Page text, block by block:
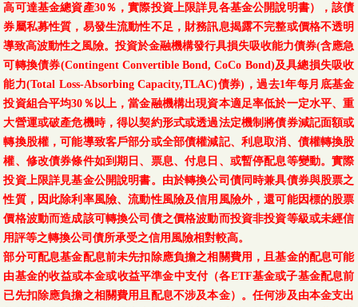
高可達基金總資產30％，實際投資上限詳見各基金公開說明書），該債
券屬私募性質，易發生流動性不足，財務訊息揭露不完整或價格不透明
導致高波動性之風險。投資於金融機構發行具損失吸收能力債券(含應急
可轉換債券(Contingent Convertible Bond, CoCo Bond)及具總損失吸收
能力(Total Loss-Absorbing Capacity,TLAC)債券)，過去1年每月底基金
投資組合平均30％以上，當金融機構出現資本適足率低於一定水平、重
大營運或破產危機時，得以契約形式或透過法定機制將債券減記面額或
轉換股權，可能導致客戶部分或全部債權減記、利息取消、債權轉換股
權、修改債券條件如到期日、票息、付息日、或暫停配息等變動。實際
投資上限詳見基金公開說明書。由於轉換公司債同時兼具債券與股票之
性質，因此除利率風險、流動性風險及信用風險外，還可能因標的股票
價格波動而造成該可轉換公司債之價格波動而投資非投資等級或未經信
用評等之轉換公司債所承受之信用風險相對較高。
部分可配息基金配息前未先扣除應負擔之相關費用，且基金的配息可能
由基金的收益或本金或收益平準金中支付（各ETF基金或子基金配息前
已先扣除應負擔之相關費用且配息不涉及本金）。任何涉及由本金支出